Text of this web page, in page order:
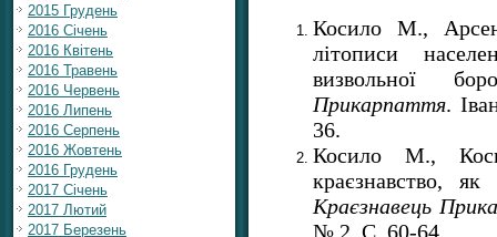
2015 Грудень
2016 Січень
2016 Квітень
2016 Травень
2016 Червень
2016 Липень
2016 Серпень
2016 Жовтень
2016 Грудень
2017 Січень
2017 Лютий
2017 Березень
Косило М.,
літописи
визвольної
Прикарпаття.
36.
Косило М.,
краєзнавство, як
Краєзнавець
№ 2. С. 60-64